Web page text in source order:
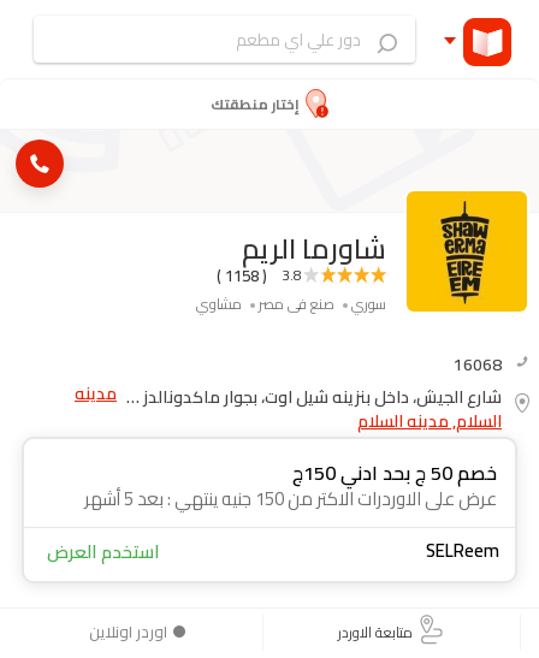
إختار منطقتك
شاورما الريم
3.8
( 1158 )
سوري صنع فى مصر مشاوي
16068
شارع الجيش، داخل بنزينه شيل اوت، بجوار ماكدونالدز وكشرى التحرير مدينه
السلام, مدينه السلام
خصم 50 ج بحد ادني 150ج
عرض على الاوردرات الاكتر من 150 جنيه ينتهي : بعد 5 أشهر
SELReem
استخدم العرض
متابعة الاوردر اوردر اونلاين